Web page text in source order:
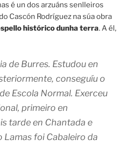
é un dos arzuáns senlleiros
Cascón Rodríguez na súa obra
histórico dunha terra. A él,
de Burres. Estudou en
conseguíu o
Escola Normal. Exerceu
primeiro en
tarde en Chantada e
foi Cabaleiro da